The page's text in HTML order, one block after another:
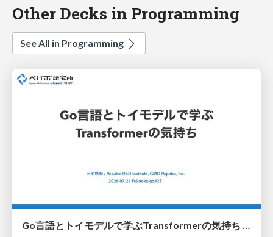
Other Decks in Programming
See All in Programming